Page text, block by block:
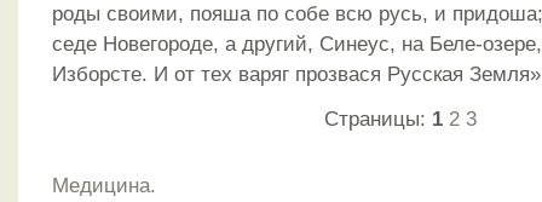
роды своими, пояша по собе всю русь, и
седe Новегороде, а другий, Синеус, на Беле-
Изборсте. И от тех варяг прозвася Русская
Страницы: 1 2 3
Медицина.